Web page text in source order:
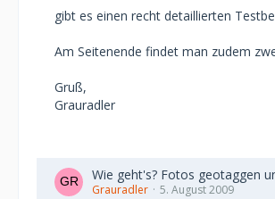
gibt es einen recht detaillierten
Am Seitenende findet man zudem
Gruß,
Grauradler
Wie geht's? Fotos geotaggen
Grauradler 5. August 2009